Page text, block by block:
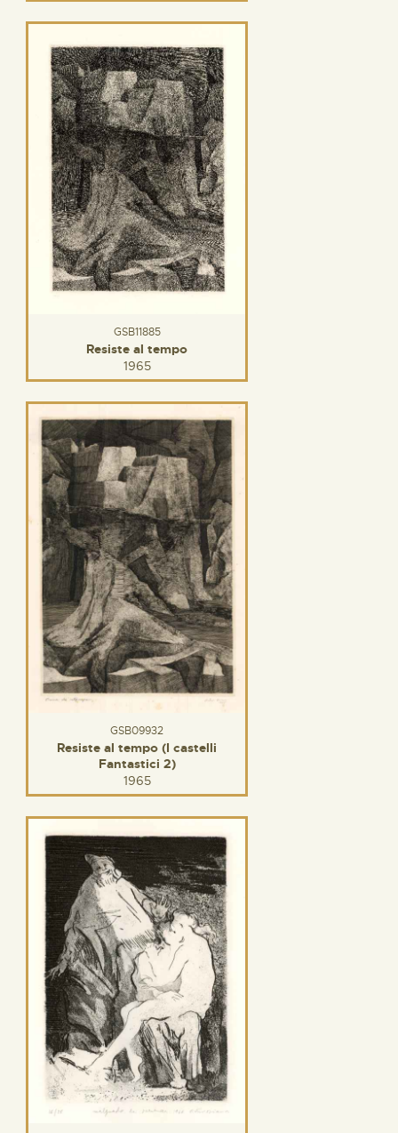
GSB11885
Resiste al tempo
1965
GSB09932
Resiste al tempo (I castelli
Fantastici 2)
1965